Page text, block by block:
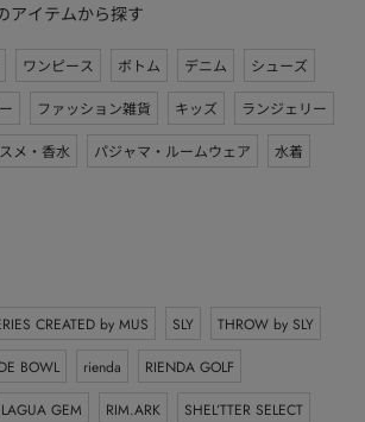
アイテムから探す
ワンピース ボトム デニム
シューズ
ファッション雑貨 キッズ
ランジェリー
メ・香水 パジャマ・ルームウェア
水着
CREATED by MUS SLY
THROW by SLY
BOWL
rienda
RIENDA GOLF
LAGUA GEM RIM.ARK
SHEL’TTER SELECT